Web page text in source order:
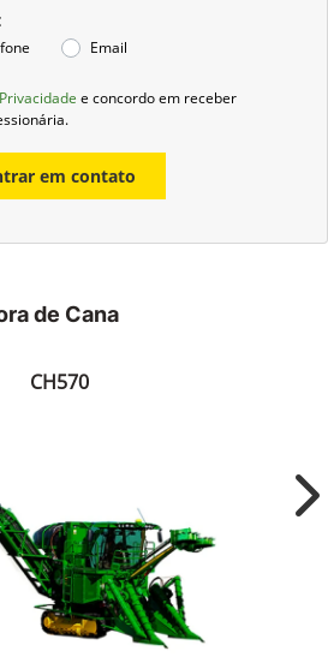
Email
e concordo em receber
em contato
de Cana
CH570